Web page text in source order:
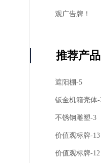
观广告牌！
推荐产品
遮阳棚-5
钣金机箱壳体-
不锈钢雕塑-3
价值观标牌-13
价值观标牌-12